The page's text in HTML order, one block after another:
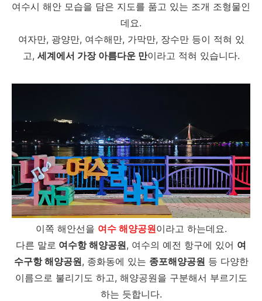
여수시 해안 모습을 담은 지도를 품고 있는 조개 조형물인
데요.
여자만, 광양만, 여수해만, 가막만, 장수만 등이 적혀 있
고, 세계에서 가장 아름다운 만이라고 적혀 있습니다.
이쪽 해안선을 여수 해양공원이라고 하는데요.
다른 말로 여수항 해양공원, 여수의 예전 항구에 있어 여
수구항 해양공원, 종화동에 있는 종포해양공원 등 다양한
이름으로 불리기도 하고, 해양공원을 구분해서 부르기도
하는 듯합니다.